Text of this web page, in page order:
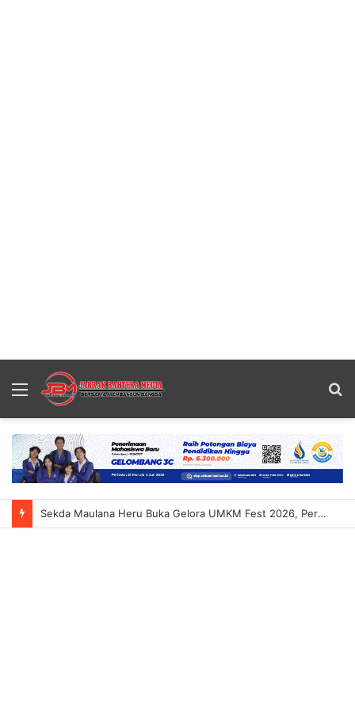
Menu
Sekda Maulana Heru Buka Gelora UMKM Fest 2026, Perkuat Daya Saing UMKM Dan Ekonomi Daerah